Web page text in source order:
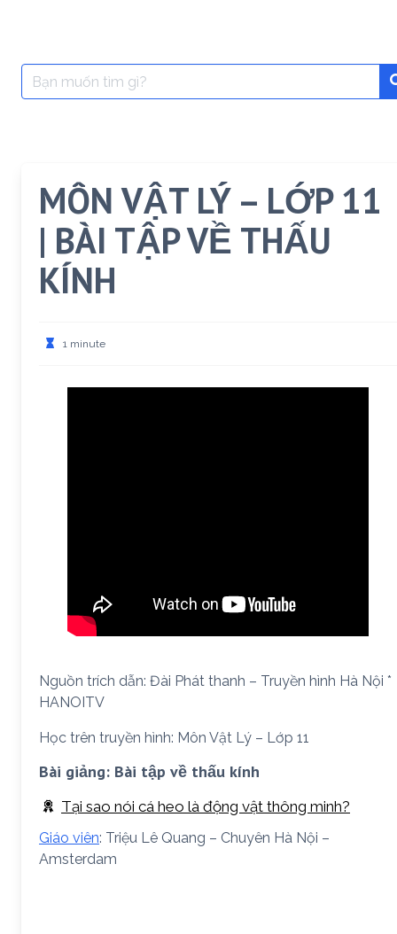
Search
for:
MÔN VẬT LÝ – LỚP 11
| BÀI TẬP VỀ THẤU
KÍNH
1 minute
Nguồn trích dẫn: Đài Phát thanh – Truyền hình Hà Nội *
HANOITV
Học trên truyền hình: Môn Vật Lý – Lớp 11
Bài giảng: Bài tập về thấu kính
Tại sao nói cá heo là động vật thông minh?
Giáo viên: Triệu Lê Quang – Chuyên Hà Nội –
Amsterdam